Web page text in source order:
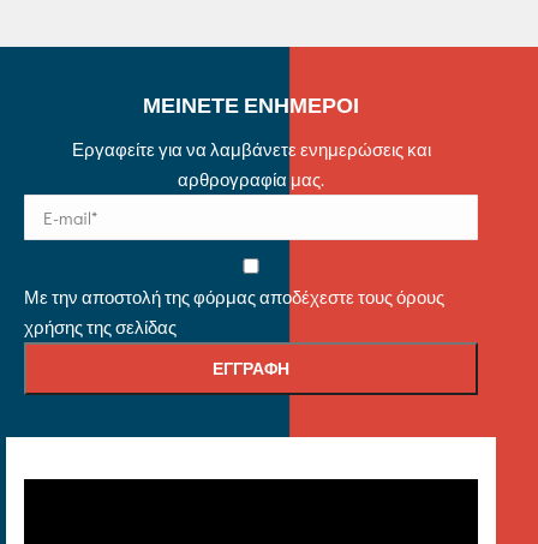
ΜΕΙΝΕΤΕ ΕΝΗΜΕΡΟΙ
Εργαφείτε για να λαμβάνετε ενημερώσεις και
αρθρογραφία μας.
Με την αποστολή της φόρμας αποδέχεστε τους όρους
χρήσης της σελίδας